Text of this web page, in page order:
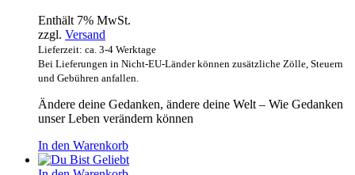
Enthält 7% MwSt.
zzgl. Versand
Lieferzeit: ca. 3-4 Werktage
Bei Lieferungen in Nicht-EU-Länder können zusätzliche Zölle, Steuern
und Gebühren anfallen.
Ändere deine Gedanken, ändere deine Welt – Wie Gedanken
unser Leben verändern können
In den Warenkorb